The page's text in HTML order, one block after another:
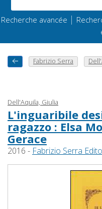
Recherche avancée |
Fabrizio Serra
Dell'Aquila, Giulia
L'inguaribile
ragazzo : Elsa
Gerace
2016 - Fabrizio Serra